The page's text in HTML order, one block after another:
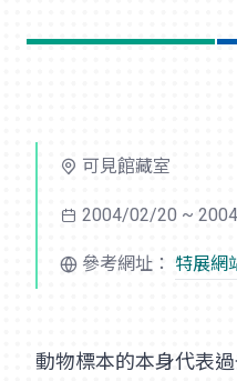
可見館藏室
2004/02/20 ~
參考網址： 特展網
動物標本的本身代表